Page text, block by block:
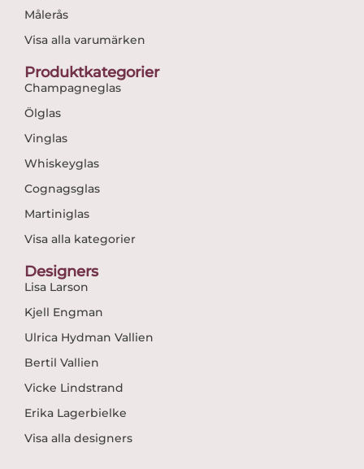
Målerås
Visa alla varumärken
Produktkategorier
Champagneglas
Ölglas
Vinglas
Whiskeyglas
Cognagsglas
Martiniglas
Visa alla kategorier
Designers
Lisa Larson
Kjell Engman
Ulrica Hydman Vallien
Bertil Vallien
Vicke Lindstrand
Erika Lagerbielke
Visa alla designers